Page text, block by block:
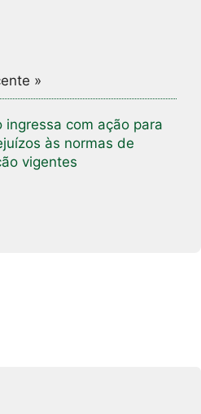
»
ingressa com ação para
às normas de
vigentes